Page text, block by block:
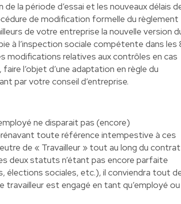
la période d’essai et les nouveaux délais
de modification formelle du règlement
de votre entreprise la nouvelle version
à l’inspection sociale compétente dans les
modifications relatives aux contrôles en cas
l’objet d’une adaptation en règle du
par votre conseil d’entreprise.
ne disparait pas (encore)
toute référence intempestive à ces
de « Travailleur » tout au long du contrat
deux statuts n’étant pas encore parfaite
élections sociales, etc.), il conviendra tout
est engagé en tant qu’employé ou